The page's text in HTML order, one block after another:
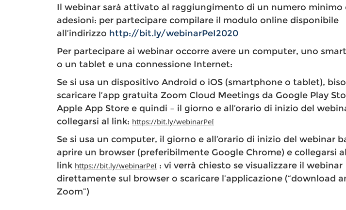
Il webinar sarà attivato al raggiungimento di un numero minimo
adesioni: per partecipare compilare il modulo online disponibile
all’indirizzo http://bit.ly/webinarPeI2020
Per partecipare ai webinar occorre avere un computer, uno
o un tablet e una connessione Internet:
Se si usa un dispositivo Android o iOS (smartphone o tablet),
scaricare l’app gratuita Zoom Cloud Meetings da Google Play
Apple App Store e quindi – il giorno e all’orario di inizio del
collegarsi al link: https://bit.ly/webinarPeI
Se si usa un computer, il giorno e all’orario di inizio del webinar
aprire un browser (preferibilmente Google Chrome) e collegarsi al
link https://bit.ly/webinarPeI : vi verrà chiesto se visualizzare il webinar
direttamente sul browser o scaricare l’applicazione (“download
Zoom”)